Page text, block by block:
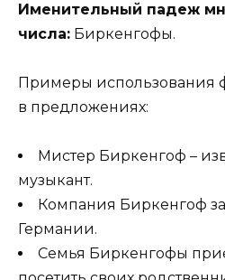
Именительный падеж
числа: Биркенгофы.
Примеры использования
в предложениях:
Мистер Биркенгоф –
музыкант.
Компания Биркенгоф
Германии.
Семья Биркенгофы